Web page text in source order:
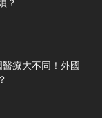
？
療大不同！外國